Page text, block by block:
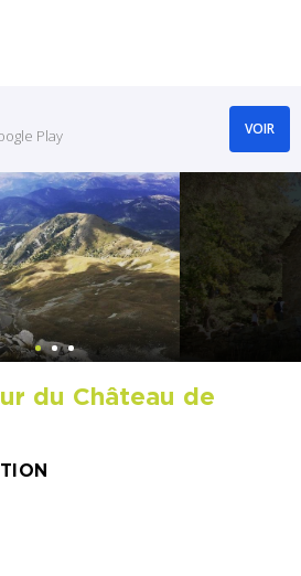
du Château de
Play VOIR